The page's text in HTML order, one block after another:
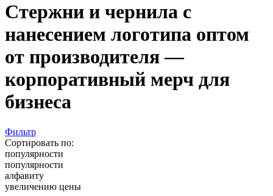
Стержни и чернила с
нанесением логотипа оптом
от производителя —
корпоративный мерч для
бизнеса
Фильтр
Сортировать по:
популярности
популярности
алфавиту
увеличению цены